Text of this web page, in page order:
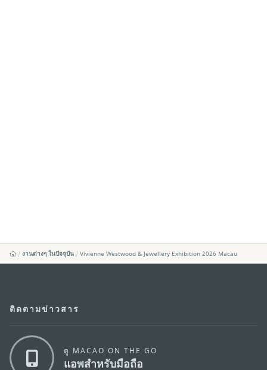
งานต่างๆ ในปัจจุบัน Vivienne Westwood & Jewellery Exhibition 2026 Macau
ติดตามข่าวสาร
ดู MACAO ON THE GO
แอพสำหรับมือถือ